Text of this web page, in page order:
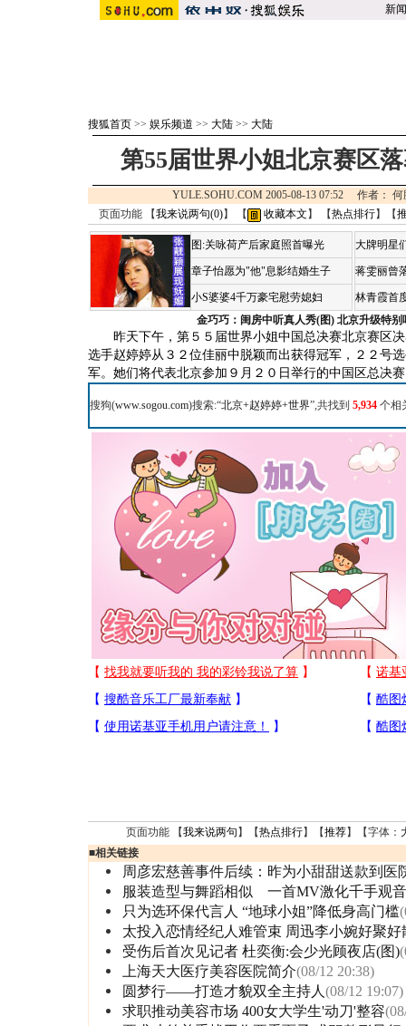
新闻
搜狐首页 >> 娱乐频道 >> 大陆 >> 大陆
第55届世界小姐北京赛区
YULE.SOHU.COM 2005-08-13 07:52 作者：
页面功能 【我来说两句(0)】 【 收藏本文 】 【热点排行】【
图:关咏荷产后家庭照首曝光
章子怡愿为"他"息影结婚生子
小S婆婆4千万豪宅慰劳媳妇
大牌明星
蒋雯丽曾
林青霞首
金巧巧：闺房中听真人秀(图) 北京升级特别
昨天下午，第５５届世界小姐中国总决赛北京赛区决
选手赵婷婷从３２位佳丽中脱颖而出获得冠军，２２号
军。她们将代表北京参加９月２０日举行的中国区总决
搜狗(www.sogou.com)搜索:“北京+赵婷婷+世界”,共找到 5,934 个相
页面功能 【我来说两句 】【热点排行】【推荐】【字体：
■相关链接
周彦宏慈善事件后续：昨为小甜甜送款到医
服装造型与舞蹈相似 一首MV激化千手观
只为选环保代言人 “地球小姐”降低身高门槛
太投入恋情经纪人难管束 周迅李小婉好聚好
受伤后首次见记者 杜奕衡:会少光顾夜店(图)
上海天大医疗美容医院简介(08/12 20:38)
圆梦行——打造才貌双全主持人(08/12 19:07)
求职推动美容市场 400女大学生'动刀'整容